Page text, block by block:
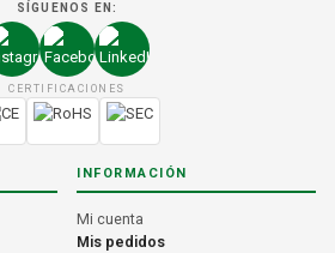
SÍGUENOS EN:
CERTIFICACIONES
INFORMACIÓN
Mi cuenta
Mis pedidos